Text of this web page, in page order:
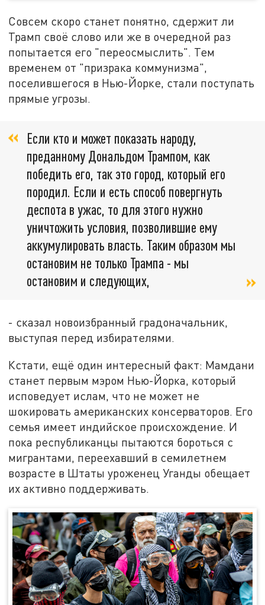
Совсем скоро станет понятно, сдержит ли
Трамп своё слово или же в очередной раз
попытается его "переосмыслить". Тем
временем от "призрака коммунизма",
поселившегося в Нью-Йорке, стали поступать
прямые угрозы.
Если кто и может показать народу,
преданному Дональдом Трампом, как
победить его, так это город, который его
породил. Если и есть способ повергнуть
деспота в ужас, то для этого нужно
уничтожить условия, позволившие ему
аккумулировать власть. Таким образом мы
остановим не только Трампа - мы
остановим и следующих,
- сказал новоизбранный градоначальник,
выступая перед избирателями.
Кстати, ещё один интересный факт: Мамдани
станет первым мэром Нью-Йорка, который
исповедует ислам, что не может не
шокировать американских консерваторов. Его
семья имеет индийское происхождение. И
пока республиканцы пытаются бороться с
мигрантами, переехавший в семилетнем
возрасте в Штаты уроженец Уганды обещает
их активно поддерживать.